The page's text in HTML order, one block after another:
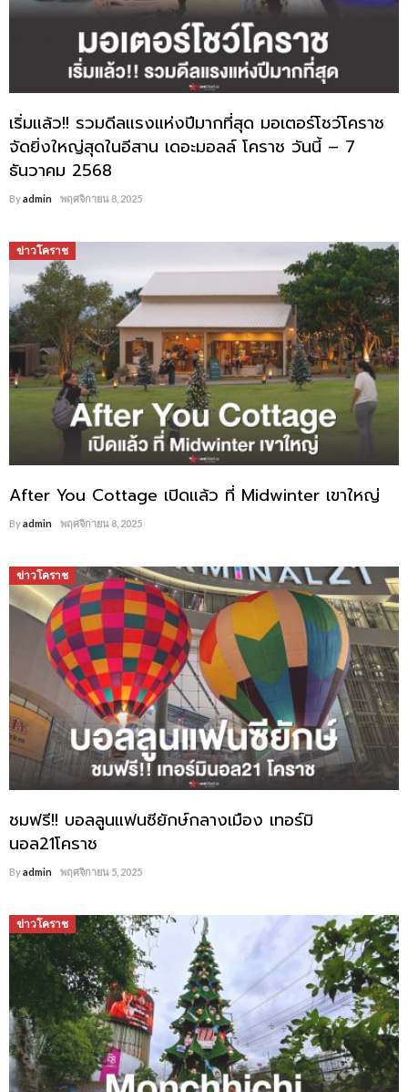
เริ่มแล้ว!! รวมดีลแรงแห่งปีมากที่สุด มอเตอร์โชว์โคราช
จัดยิ่งใหญ่สุดในอีสาน เดอะมอลล์ โคราช วันนี้ – 7
ธันวาคม 2568
Byadmin พฤศจิกายน 8, 2025
ข่าวโคราช
After You Cottage เปิดแล้ว ที่ Midwinter เขาใหญ่
Byadmin พฤศจิกายน 8, 2025
ข่าวโคราช
ชมฟรี!! บอลลูนแฟนซียักษ์กลางเมือง เทอร์มิ
นอล21โคราช
Byadmin พฤศจิกายน 5, 2025
ข่าวโคราช